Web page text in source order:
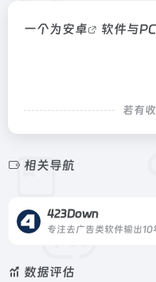
一个为 安卓 软件与
若有
相关导航
423Down
专注去广告类软件输出10
数据评估